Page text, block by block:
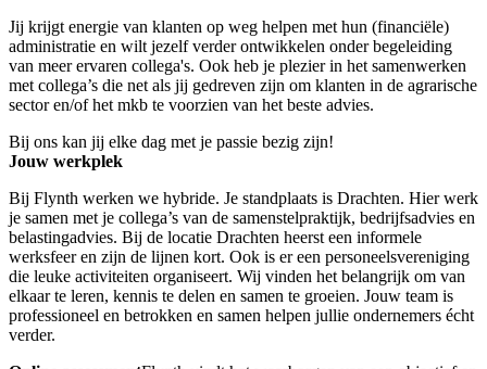
Jij krijgt energie van klanten op weg helpen met hun (financiële)
administratie en wilt jezelf verder ontwikkelen onder begeleiding
van meer ervaren collega's. Ook heb je plezier in het samenwerken
met collega’s die net als jij gedreven zijn om klanten in de agrarische
sector en/of het mkb te voorzien van het beste advies.
Bij ons kan jij elke dag met je passie bezig zijn!
Jouw werkplek
Bij Flynth werken we hybride. Je standplaats is Drachten. Hier werk
je samen met je collega’s van de samenstelpraktijk, bedrijfsadvies en
belastingadvies. Bij de locatie Drachten heerst een informele
werksfeer en zijn de lijnen kort. Ook is er een personeelsvereniging
die leuke activiteiten organiseert. Wij vinden het belangrijk om van
elkaar te leren, kennis te delen en samen te groeien. Jouw team is
professioneel en betrokken en samen helpen jullie ondernemers écht
verder.